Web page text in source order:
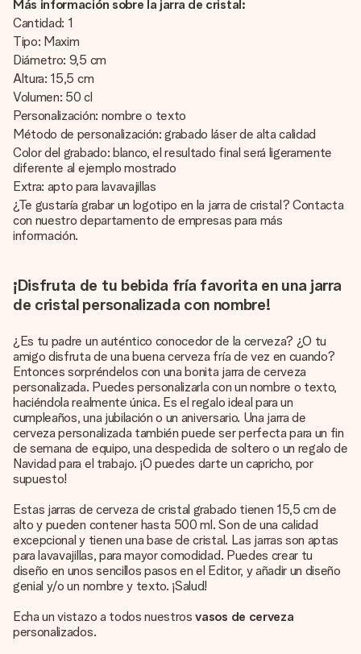
Más información sobre la jarra de cristal:
Cantidad: 1
Tipo: Maxim
Diámetro: 9,5 cm
Altura: 15,5 cm
Volumen: 50 cl
Personalización: nombre o texto
Método de personalización: grabado láser de alta calidad
Color del grabado: blanco, el resultado final será ligeramente
diferente al ejemplo mostrado
Extra: apto para lavavajillas
¿Te gustaría grabar un logotipo en la jarra de cristal? Contacta
con nuestro departamento de empresas para más
información.
¡Disfruta de tu bebida fría favorita en una jarra
de cristal personalizada con nombre!
¿Es tu padre un auténtico conocedor de la cerveza? ¿O tu
amigo disfruta de una buena cerveza fría de vez en cuando?
Entonces sorpréndelos con una bonita jarra de cerveza
personalizada. Puedes personalizarla con un nombre o texto,
haciéndola realmente única. Es el regalo ideal para un
cumpleaños, una jubilación o un aniversario. Una jarra de
cerveza personalizada también puede ser perfecta para un fin
de semana de equipo, una despedida de soltero o un regalo de
Navidad para el trabajo. ¡O puedes darte un capricho, por
supuesto!
Estas jarras de cerveza de cristal grabado tienen 15,5 cm de
alto y pueden contener hasta 500 ml. Son de una calidad
excepcional y tienen una base de cristal. Las jarras son aptas
para lavavajillas, para mayor comodidad. Puedes crear tu
diseño en unos sencillos pasos en el Editor, y añadir un diseño
genial y/o un nombre y texto. ¡Salud!
Echa un vistazo a todos nuestrosvasos de cerveza
personalizados.